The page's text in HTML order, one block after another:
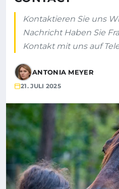
Kontaktieren Sie uns
Nachricht Haben Sie
Kontakt mit uns auf
ANTONIA MEYER
21. JULI 2025